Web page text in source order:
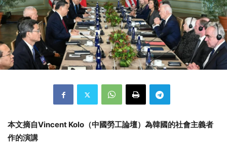
本文摘自Vincent Kolo（中國勞工論壇）為韓國的社會主義者
作的演講